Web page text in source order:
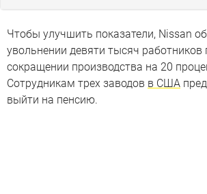
Чтобы улучшить показатели, Nissan
увольнении девяти тысяч
сокращении производства на 20
Сотрудникам трех заводов в США
выйти на пенсию.